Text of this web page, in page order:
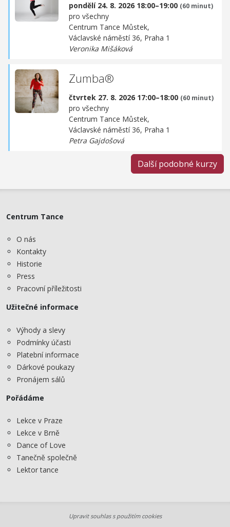
pondělí 24. 8. 2026 18:00–19:00 (60 minut)
pro všechny
Centrum Tance Můstek,
Václavské náměstí 36, Praha 1
Veronika Mišáková
Zumba®
čtvrtek 27. 8. 2026 17:00–18:00 (60 minut)
pro všechny
Centrum Tance Můstek,
Václavské náměstí 36, Praha 1
Petra Gajdošová
Další podobné kurzy
Centrum Tance
O nás
Kontakty
Historie
Press
Pracovní příležitosti
Užitečné informace
Výhody a slevy
Podmínky účasti
Platební informace
Dárkové poukazy
Pronájem sálů
Pořádáme
Lekce v Praze
Lekce v Brně
Dance of Love
Tanečně společně
Lektor tance
Upravit souhlas s použitím cookies